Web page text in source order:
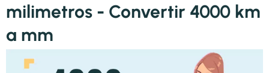
milimetros - Convertir 4000 km
a mm